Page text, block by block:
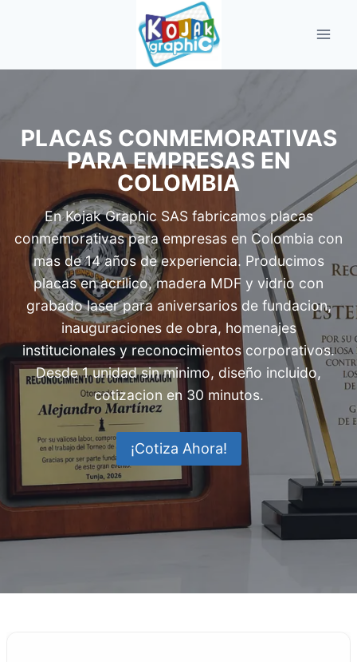
PLACAS CONMEMORATIVAS
PARA EMPRESAS EN
COLOMBIA
En Kojak Graphic SAS fabricamosplacas
conmemorativaspara empresas en Colombia con
mas de 14 años de experiencia. Producimos
placas en acrilico, madera MDF y vidrio con
grabado laser para aniversarios de fundacion,
inauguraciones de obra, homenajes
institucionales y reconocimientos corporativos.
Desde 1 unidad sin minimo, diseño incluido,
cotizacion en 30 minutos.
¡Cotiza Ahora!